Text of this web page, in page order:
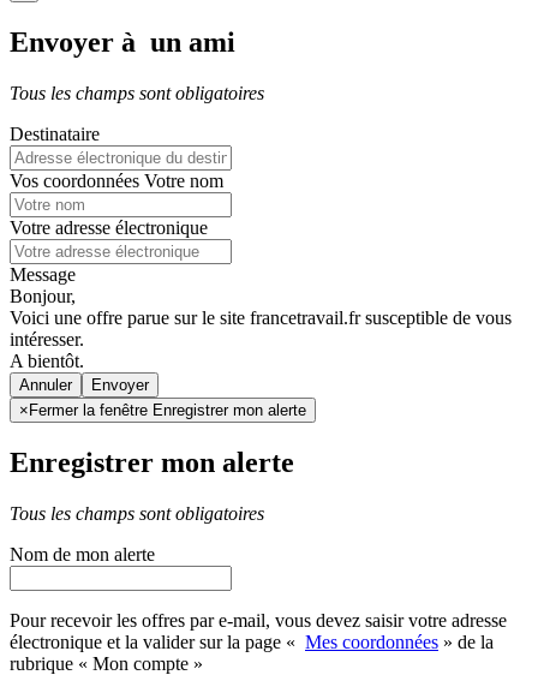
Envoyer à un ami
Tous les champs sont obligatoires
Destinataire
Vos coordonnées Votre nom
Votre adresse électronique
Message
Bonjour,
Voici une offre parue sur le site francetravail.fr susceptible de vous
intéresser.
A bientôt.
Annuler
× Fermer la fenêtre Enregistrer mon alerte
Enregistrer mon alerte
Tous les champs sont obligatoires
Nom de mon alerte
Pour recevoir les offres par e-mail, vous devez saisir votre adresse
électronique et la valider sur la page « Mes coordonnées » de la
rubrique « Mon compte »